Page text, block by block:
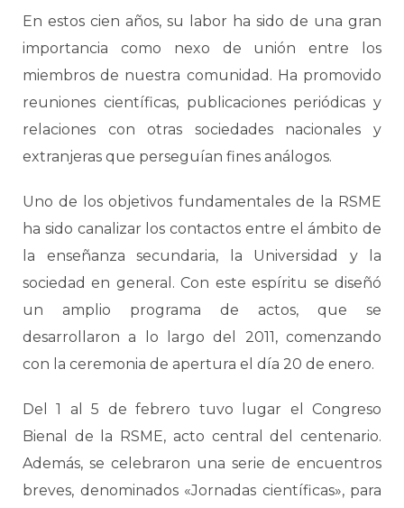
En estos cien años, su labor ha sido de una gran
importancia como nexo de unión entre los
miembros de nuestra comunidad. Ha promovido
reuniones científicas, publicaciones periódicas y
relaciones con otras sociedades nacionales y
extranjeras que perseguían fines análogos.
Uno de los objetivos fundamentales de la RSME
ha sido canalizar los contactos entre el ámbito de
la enseñanza secundaria, la Universidad y la
sociedad en general. Con este espíritu se diseñó
un amplio programa de actos, que se
desarrollaron a lo largo del 2011, comenzando
con la ceremonia de apertura el día 20 de enero.
Del 1 al 5 de febrero tuvo lugar el Congreso
Bienal de la RSME, acto central del centenario.
Además, se celebraron una serie de encuentros
breves, denominados «Jornadas científicas», para